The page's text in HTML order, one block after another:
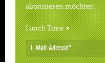
abonnieren möchten.
Lunch Time